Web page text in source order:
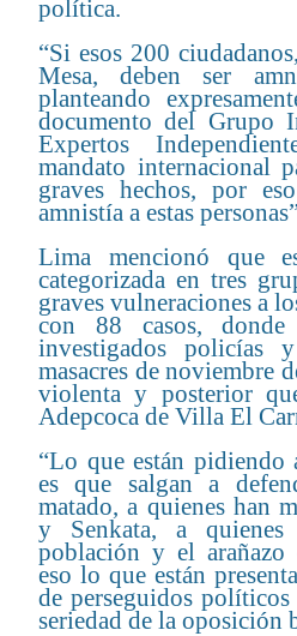
política.
“Si esos 200
Mesa, deben ser
planteando
documento del Grupo
Expertos
mandato internacional
graves hechos, por
amnistía a estas
Lima mencionó que
categorizada en tres
graves vulneraciones a
con 88 casos,
investigados policías
masacres de noviembre
violenta y posterior
Adepcoca de Villa El
“Lo que están
es que salgan a
matado, a quienes han
y Senkata, a
población y el arañazo
eso lo que están
de perseguidos
seriedad de la oposición